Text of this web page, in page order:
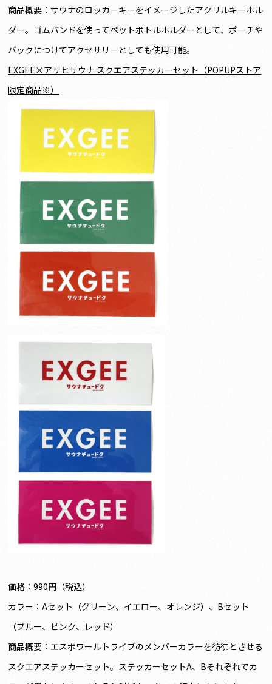
商品概要：サウナのロッカーキーをイメージしたアクリルキーホル
ダー。ゴムバンドを使ってペットボトルホルダーとして、ポーチや
バックにつけてアクセサリーとしても使用可能。
EXGEE×アサヒサウナ スクエアステッカーセット（POPUPストア
限定商品※）
価格：990円（税込）
カラー：Aセット（グリーン、イエロー、オレンジ）、Bセット
（ブルー、ピンク、レッド）
商品概要：エスポワールトライブのメンバーカラーを彷彿とさせる
スクエアステッカーセット。ステッカーセットA、Bそれぞれでカ